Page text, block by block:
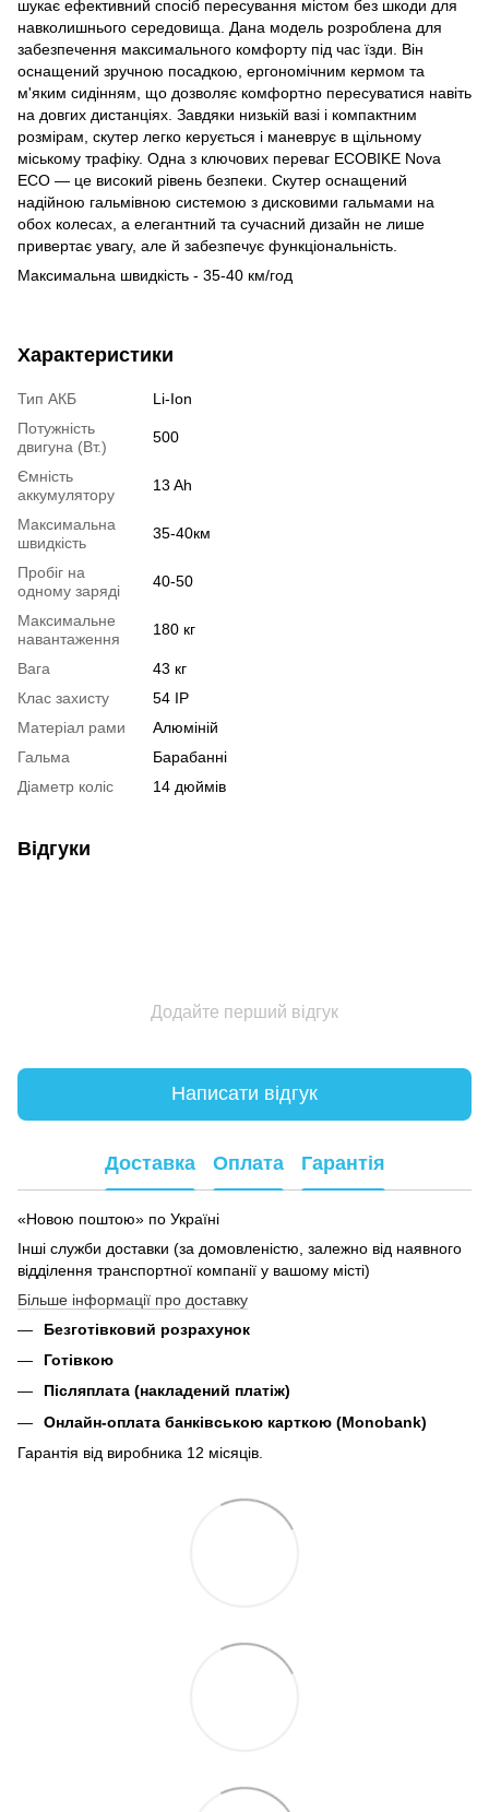
шукає ефективний спосіб пересування містом без шкоди для
навколишнього середовища. Дана модель розроблена для
забезпечення максимального комфорту під час їзди. Він
оснащений зручною посадкою, ергономічним кермом та
м'яким сидінням, що дозволяє комфортно пересуватися навіть
на довгих дистанціях. Завдяки низькій вазі і компактним
розмірам, скутер легко керується і маневрує в щільному
міському трафіку. Одна з ключових переваг ECOBIKE Nova
ECO — це високий рівень безпеки. Скутер оснащений
надійною гальмівною системою з дисковими гальмами на
обох колесах, а елегантний та сучасний дизайн не лише
привертає увагу, але й забезпечує функціональність.
Максимальна швидкість - 35-40 км/год
Характеристики
Тип АКБ
Li-Ion
Потужність
двигуна (Вт.)
500
Ємність
аккумулятору
13 Ah
Максимальна
швидкість
35-40км
Пробіг на
одному заряді
40-50
Максимальне
навантаження
180 кг
Вага
43 кг
Клас захисту
54 IP
Матеріал рами
Алюміній
Гальма
Барабанні
Діаметр коліс
14 дюймів
Відгуки
Додайте перший відгук
Написати відгук
Доставка Оплата Гарантія
«Новою поштою» по Україні
Інші служби доставки (за домовленістю, залежно від наявного
відділення транспортної компанії у вашому місті)
Більше інформації про доставку
Безготівковий розрахунок
Готівкою
Післяплата (накладений платіж)
Онлайн-оплата банківською карткою (Monobank)
Гарантія від виробника 12 місяців.